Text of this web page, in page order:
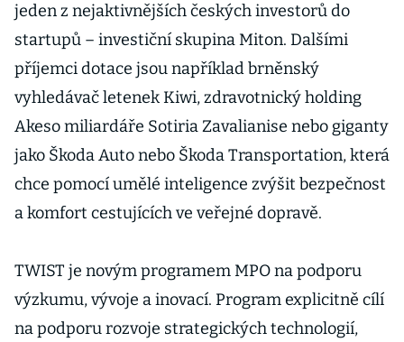
jeden z nejaktivnějších českých investorů do
startupů – investiční skupina Miton. Dalšími
příjemci dotace jsou například brněnský
vyhledávač letenek Kiwi, zdravotnický holding
Akeso miliardáře Sotiria Zavalianise nebo giganty
jako Škoda Auto nebo Škoda Transportation, která
chce pomocí umělé inteligence zvýšit bezpečnost
a komfort cestujících ve veřejné dopravě.
TWIST je novým programem MPO na podporu
výzkumu, vývoje a inovací. Program explicitně cílí
na podporu rozvoje strategických technologií,